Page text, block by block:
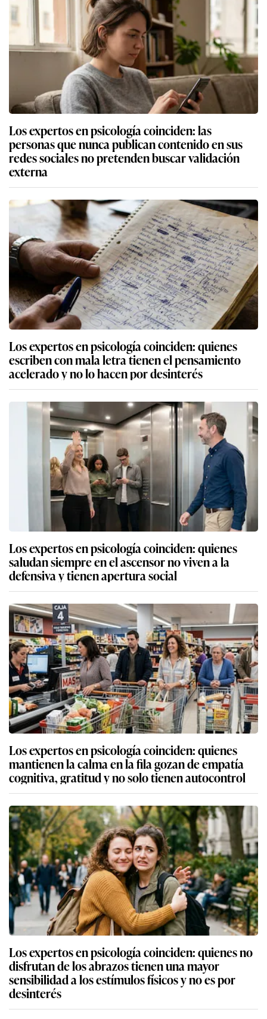
Los expertos en psicología coinciden: las
personas que nunca publican contenido en sus
redes sociales no pretenden buscar validación
externa
Los expertos en psicología coinciden: quienes
escriben con mala letra tienen el pensamiento
acelerado y no lo hacen por desinterés
Los expertos en psicología coinciden: quienes
saludan siempre en el ascensor no viven a la
defensiva y tienen apertura social
Los expertos en psicología coinciden: quienes
mantienen la calma en la fila gozan de empatía
cognitiva, gratitud y no solo tienen autocontrol
Los expertos en psicología coinciden: quienes no
disfrutan de los abrazos tienen una mayor
sensibilidad a los estímulos físicos y no es por
desinterés